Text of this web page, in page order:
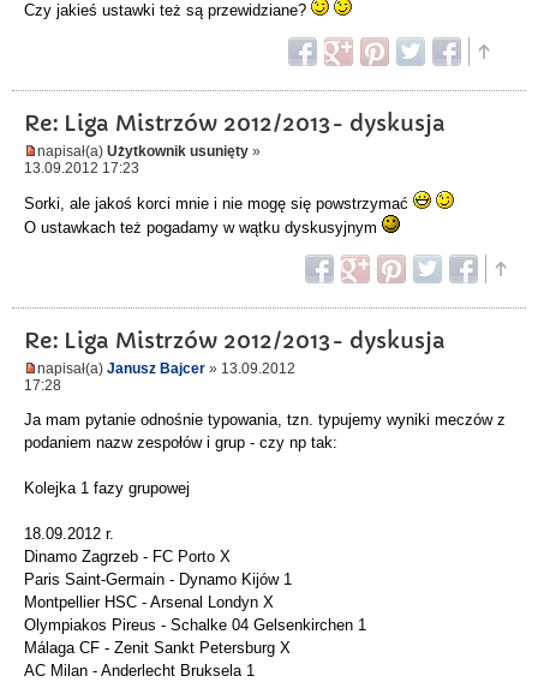
Czy jakieś ustawki też są przewidziane?
Re: Liga Mistrzów 2012/2013- dyskusja
napisał(a) Użytkownik usunięty »
13.09.2012 17:23
Sorki, ale jakoś korci mnie i nie mogę się powstrzymać
O ustawkach też pogadamy w wątku dyskusyjnym
Re: Liga Mistrzów 2012/2013- dyskusja
napisał(a) Janusz Bajcer » 13.09.2012
17:28
Ja mam pytanie odnośnie typowania, tzn. typujemy wyniki meczów z
podaniem nazw zespołów i grup - czy np tak:
Kolejka 1 fazy grupowej
18.09.2012 r.
Dinamo Zagrzeb - FC Porto X
Paris Saint-Germain - Dynamo Kijów 1
Montpellier HSC - Arsenal Londyn X
Olympiakos Pireus - Schalke 04 Gelsenkirchen 1
Málaga CF - Zenit Sankt Petersburg X
AC Milan - Anderlecht Bruksela 1